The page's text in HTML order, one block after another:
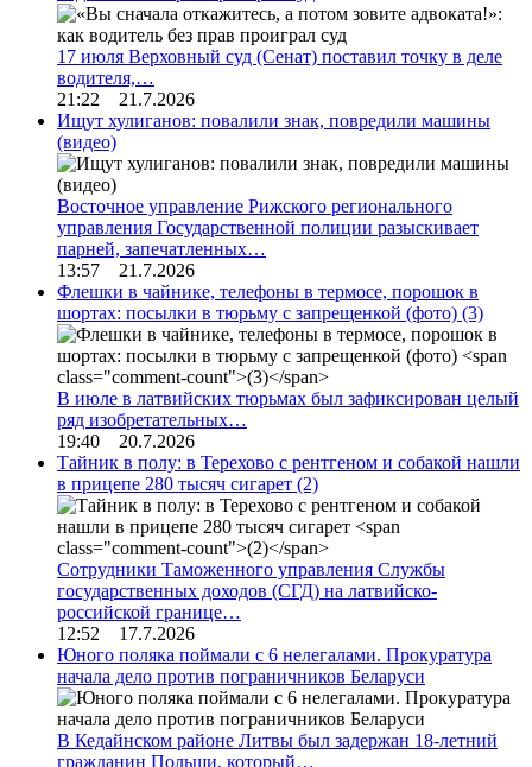
17 июля Верховный суд (Сенат) поставил точку в деле
водителя,…
21:22 21.7.2026
Ищут хулиганов: повалили знак, повредили машины
(видео)
Восточное управление Рижского регионального
управления Государственной полиции разыскивает
парней, запечатленных…
13:57 21.7.2026
Флешки в чайнике, телефоны в термосе, порошок в
шортах: посылки в тюрьму с запрещенкой (фото) (3)
В июле в латвийских тюрьмах был зафиксирован целый
ряд изобретательных…
19:40 20.7.2026
Тайник в полу: в Терехово с рентгеном и собакой нашли
в прицепе 280 тысяч сигарет (2)
Сотрудники Таможенного управления Службы
государственных доходов (СГД) на латвийско-
российской границе…
12:52 17.7.2026
Юного поляка поймали с 6 нелегалами. Прокуратура
начала дело против пограничников Беларуси
В Кедайнском районе Литвы был задержан 18-летний
гражданин Польши, который…